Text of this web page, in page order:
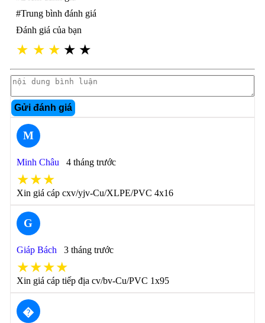
#Trung bình đánh giá
Đánh giá của bạn
★ ★ ★ ★ ★
Gửi đánh giá
M
Minh Châu 4 tháng trước
★★★
Xin giá cáp cxv/yjv-Cu/XLPE/PVC 4x16
G
Giáp Bách 3 tháng trước
★★★★
Xin giá cáp tiếp địa cv/bv-Cu/PVC 1x95
�